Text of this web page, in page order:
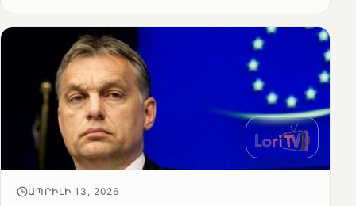
ԱՊՐԻԼԻ 13, 2026